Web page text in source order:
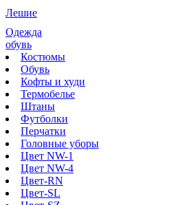
Лешие
Одежда
обувь
Костюмы
Обувь
Кофты и худи
Термобелье
Штаны
Футболки
Перчатки
Головные уборы
Цвет NW-1
Цвет NW-4
Цвет-RN
Цвет-SL